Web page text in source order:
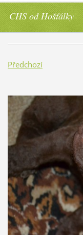
CHS od Hošťálky
Předchozí